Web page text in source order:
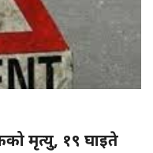
मृत्यु, १९ घाइते